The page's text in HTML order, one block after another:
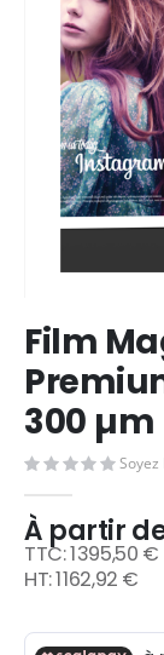
to
the
beginning
of
the
images
Film
300 µm
À partir
1 395,50 €
1 162,92 €